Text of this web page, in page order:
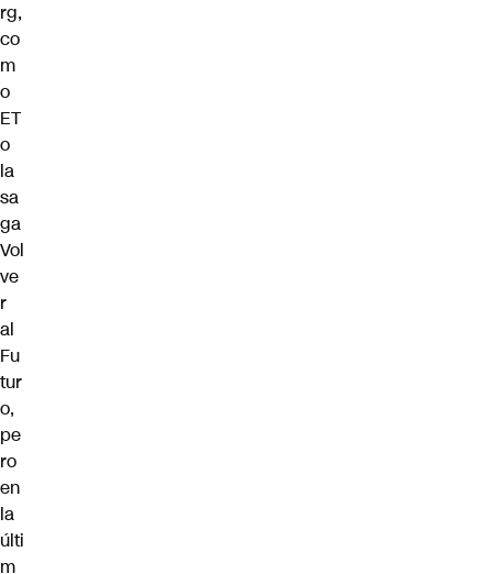
rg,
co
m
o
ET
o
la
sa
ga
Vol
ve
r
al
Fu
tur
o,
pe
ro
en
la
últi
m